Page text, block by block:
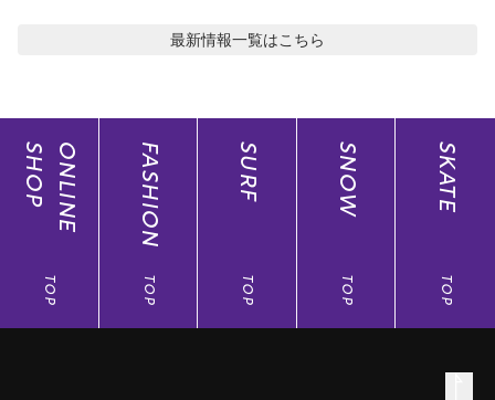
最新情報一覧はこちら
ONLINE
SHOP
TOP
FASHION
TOP
SURF
TOP
SNOW
TOP
SKATE
TOP